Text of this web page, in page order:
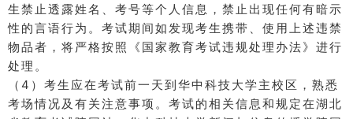
生禁止透露姓名、考号等个人信息，禁止出现任何有暗示
性的言语行为。 考试期间如发现考生携带、使用上述违禁
物品者，将严格按照《国家教育考试违规处理办法》进行
处理。
（4）考生应在考试前一天到华中科技大学主校区，熟悉
考场情况及有关注意事项。 考试的相关信息和规定在湖北